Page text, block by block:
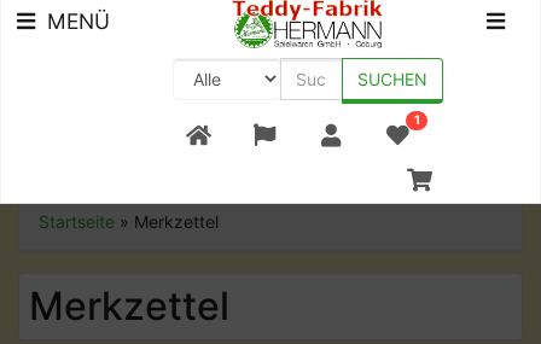
+49 (0) 9561-8590-0
MENÜ
SUCHEN
1
Startseite » Merkzettel
Merkzettel